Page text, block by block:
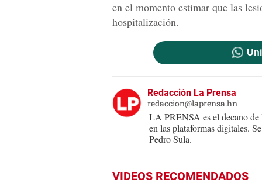
en el momento estimar que las
hospitalización.
Redacción La Prensa
redaccion@laprensa.hn
LA PRENSA es el decano de
en las plataformas digitales.
Pedro Sula.
VIDEOS RECOMENDADOS